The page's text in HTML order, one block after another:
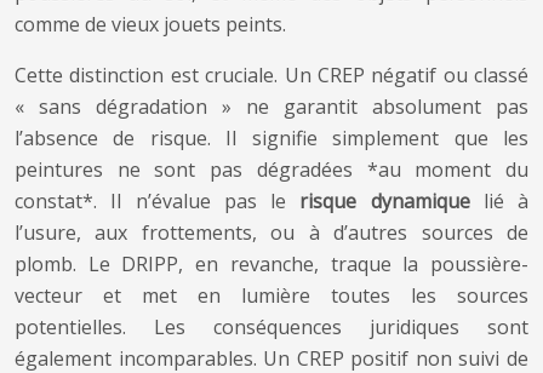
comme de vieux jouets peints.
Cette distinction est cruciale. Un CREP négatif ou classé
« sans dégradation » ne garantit absolument pas
l’absence de risque. Il signifie simplement que les
peintures ne sont pas dégradées *au moment du
constat*. Il n’évalue pas le risque dynamiquelié à
l’usure, aux frottements, ou à d’autres sources de
plomb. Le DRIPP, en revanche, traque la poussière-
vecteur et met en lumière toutes les sources
potentielles. Les conséquences juridiques sont
également incomparables. Un CREP positif non suivi de